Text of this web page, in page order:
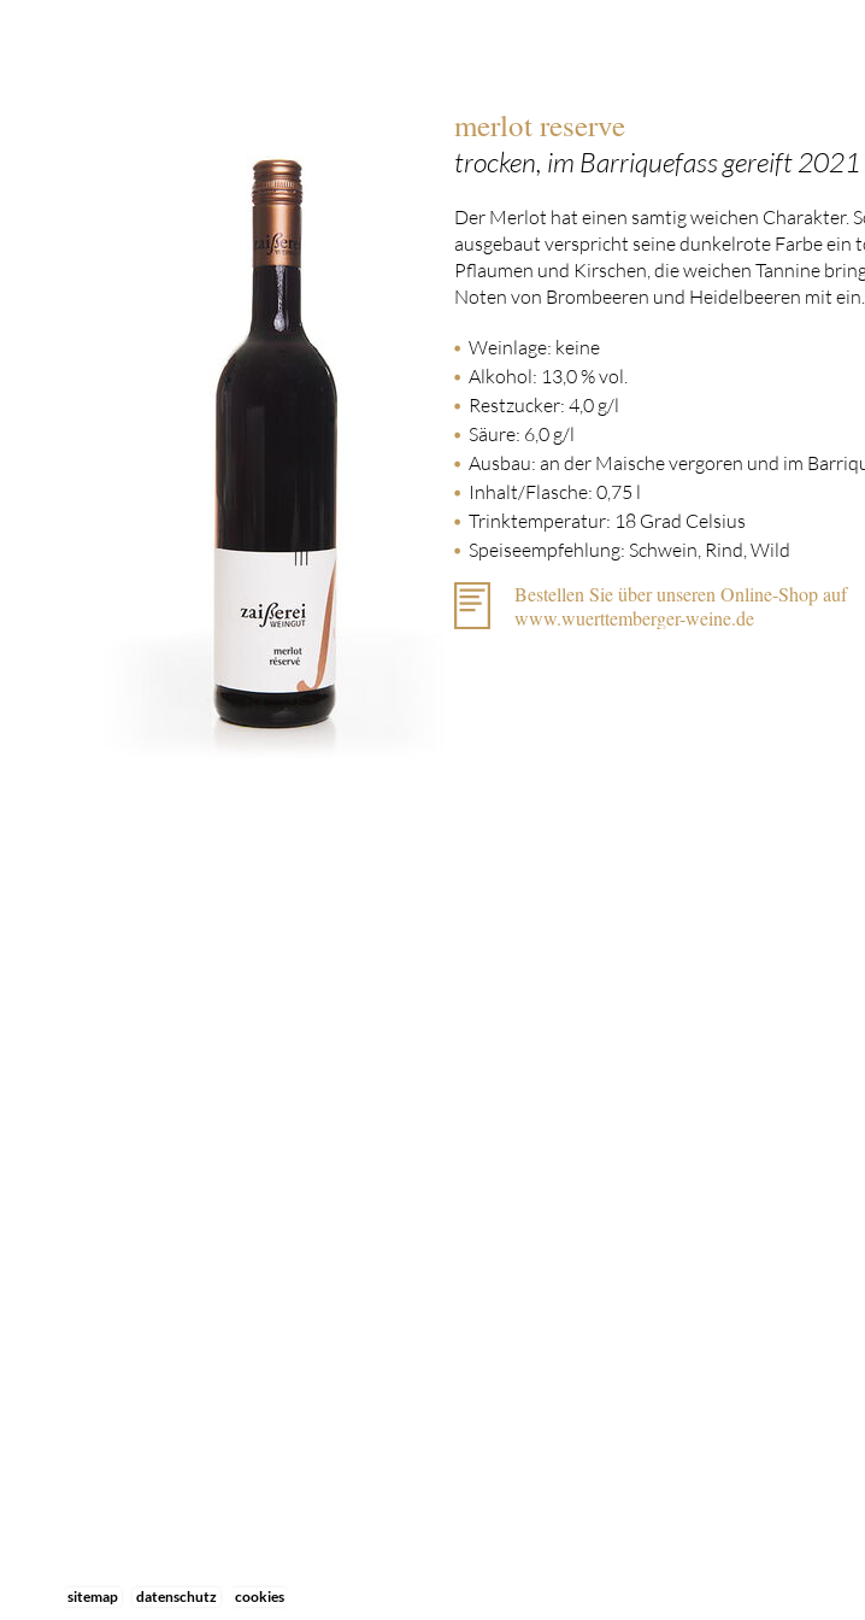
merlot reserve
trocken, im Barriquefass gereift 2021
Der Merlot hat einen samtig weichen Charakter.
ausgebaut verspricht seine dunkelrote Farbe ein
Pflaumen und Kirschen, die weichen Tannine
Noten von Brombeeren und Heidelbeeren mit ein.
Weinlage: keine
Alkohol: 13,0 % vol.
Restzucker: 4,0 g/l
Säure: 6,0 g/l
Ausbau: an der Maische vergoren und im
Inhalt/Flasche: 0,75 l
Trinktemperatur: 18 Grad Celsius
Speiseempfehlung: Schwein, Rind, Wild
Bestellen Sie über unseren Online-Shop auf
www.wuerttemberger-weine.de
sitemap datenschutz cookies